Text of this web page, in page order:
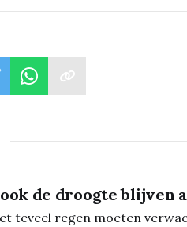
de droogte blijven
teveel regen moeten